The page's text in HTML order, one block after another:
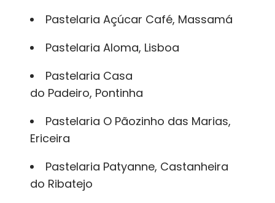
Pastelaria Açúcar Café, Massamá
Pastelaria Aloma, Lisboa
Pastelaria Casa
do Padeiro, Pontinha
Pastelaria O Pãozinho das Marias,
Ericeira
Pastelaria Patyanne, Castanheira
do Ribatejo